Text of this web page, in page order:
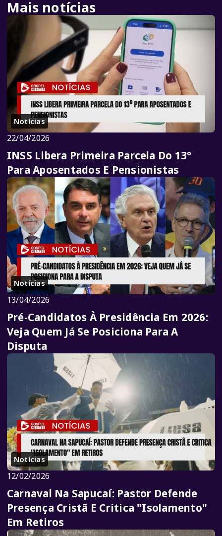
Mais notícias
Notícias
22/04/2026
INSS Libera Primeira Parcela Do 13º
Para Aposentados E Pensionistas
Notícias
13/04/2026
Pré-Candidatos À Presidência Em 2026:
Veja Quem Já Se Posiciona Para A
Disputa
Notícias
12/02/2026
Carnaval Na Sapucaí: Pastor Defende
Presença Cristã E Critica "Isolamento"
Em Retiros